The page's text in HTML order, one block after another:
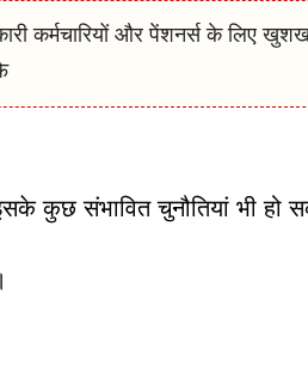
कर्मचारियों और पेंशनर्स के लिए
कुछ संभावित चुनौतियां भी हो